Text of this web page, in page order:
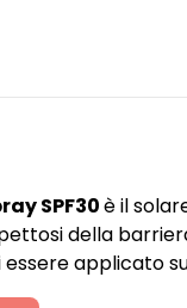
SPF30è il
della
applicato